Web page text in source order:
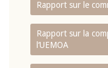
Rapport sur le
Rapport sur la
l‘UEMOA